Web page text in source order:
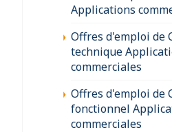
Applications
Offres d'emploi de
technique
commerciales
Offres d'emploi de
fonctionnel
commerciales